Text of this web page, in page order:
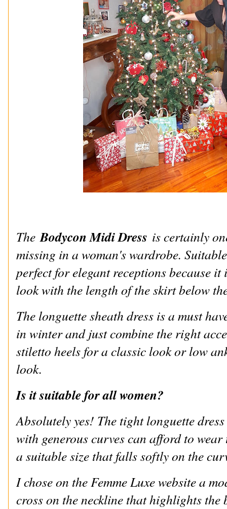
TheBodycon Midi Dress is certainly
missing in a woman's wardrobe.
perfect for elegant receptions because
look with the length of the skirt below
The longuette sheath dress is a must
in winter and just combine the right
stiletto heels for a classic look or low
look.
Is it suitable for all women?
Absolutely yes! The tight longuette
with generous curves can afford to
a suitable size that falls softly on the
I chose on the Femme Luxe website a
cross on the neckline that highlights the